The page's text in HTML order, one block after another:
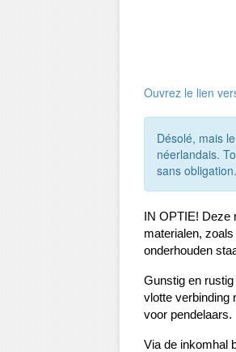
Ouvrez le lien
Désolé, mais
néerlandais.
sans obligation.
IN OPTIE!
materialen,
onderhouden
Gunstig en
vlotte verbinding
voor pendelaars.
Via de inkomhal